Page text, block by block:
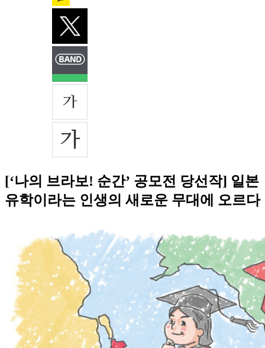
[‘나의 브라보! 순간’ 공모전 당선작] 일본
유학이라는 인생의 새로운 무대에 오르다